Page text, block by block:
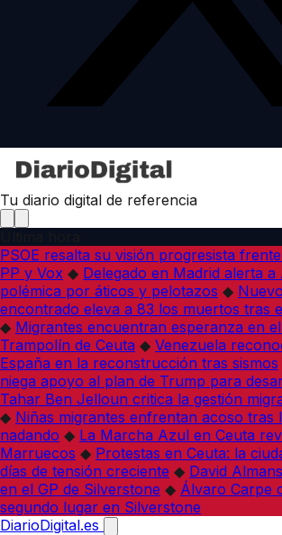
Tu diario digital de referencia
PSOE resalta su visión progresista
PP y Vox ◆ Delegado en Madrid alerta
polémica por áticos y pelotazos ◆
encontrado eleva a 83 los muertos tras
◆ Migrantes encuentran esperanza en
Trampolín de Ceuta ◆ Venezuela
España en la reconstrucción tras sismos
niega apoyo al plan de Trump para
Tahar Ben Jelloun critica la gestión
◆ Niñas migrantes enfrentan acoso tras
nadando ◆ La Marcha Azul en Ceuta
Marruecos ◆ Protestas en Ceuta: la
días de tensión creciente ◆ David
en el GP de Silverstone ◆ Álvaro Carpe
segundo lugar en Silverstone
DiarioDigital.es